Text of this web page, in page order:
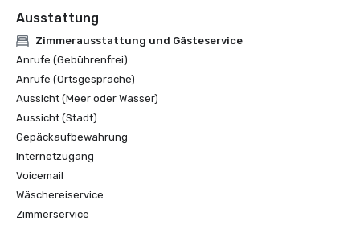
Ausstattung
Zimmerausstattung und Gästeservice
Anrufe (Gebührenfrei)
Anrufe (Ortsgespräche)
Aussicht (Meer oder Wasser)
Aussicht (Stadt)
Gepäckaufbewahrung
Internetzugang
Voicemail
Wäschereiservice
Zimmerservice